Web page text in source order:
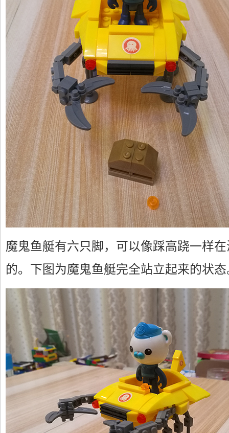
魔鬼鱼艇有六只脚，可以像踩高跷一样
的。下图为魔鬼鱼艇完全站立起来的状